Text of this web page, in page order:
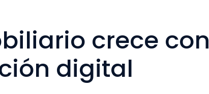
crece con
digital